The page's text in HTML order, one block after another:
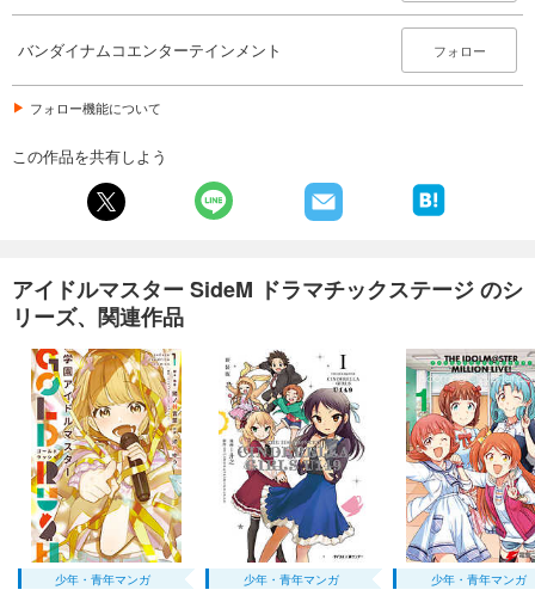
バンダイナムコエンターテインメント フォロー
フォロー機能について
この作品を共有しよう
アイドルマスター SideM ドラマチックステージ のシ
リーズ、関連作品
少年・青年マンガ 少年・青年マンガ 少年・青年マンガ